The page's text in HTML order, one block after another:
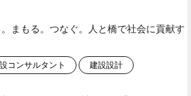
まもる。つなぐ。人と橋で社会に貢献す
コンサルタント 建設設計